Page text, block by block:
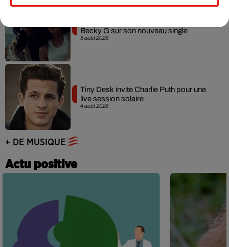
5 août 2026
Becky G sur son nouveau single
4 août 2026
Tiny Desk invite Charlie Puth pour une
live session solaire
+ DE MUSIQUE
Actu positive